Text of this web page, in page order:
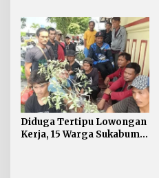
Acuan Laik Laut
Diduga Tertipu Lowongan
Kerja, 15 Warga Sukabumi